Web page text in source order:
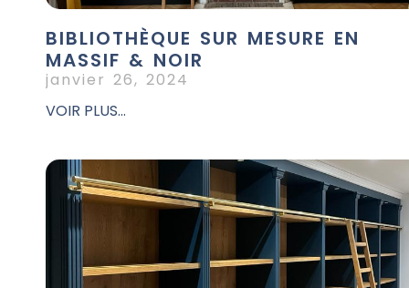
BIBLIOTHÈQUE SUR MESURE EN
MASSIF & NOIR
janvier 26, 2024
VOIR PLUS...